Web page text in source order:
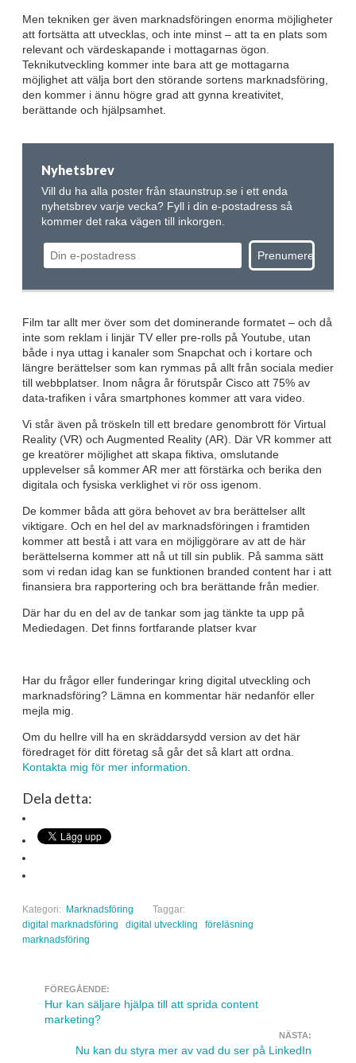
Men tekniken ger även marknadsföringen enorma möjligheter
att fortsätta att utvecklas, och inte minst – att ta en plats som
relevant och värdeskapande i mottagarnas ögon.
Teknikutveckling kommer inte bara att ge mottagarna
möjlighet att välja bort den störande sortens marknadsföring,
den kommer i ännu högre grad att gynna kreativitet,
berättande och hjälpsamhet.
Nyhetsbrev
Vill du ha alla poster från staunstrup.se i ett enda
nyhetsbrev varje vecka? Fyll i din e-postadress så
kommer det raka vägen till inkorgen.
Film tar allt mer över som det dominerande formatet – och då
inte som reklam i linjär TV eller pre-rolls på Youtube, utan
både i nya uttag i kanaler som Snapchat och i kortare och
längre berättelser som kan rymmas på allt från sociala medier
till webbplatser. Inom några år förutspår Cisco att 75% av
data-trafiken i våra smartphones kommer att vara video.
Vi står även på tröskeln till ett bredare genombrott för Virtual
Reality (VR) och Augmented Reality (AR). Där VR kommer att
ge kreatörer möjlighet att skapa fiktiva, omslutande
upplevelser så kommer AR mer att förstärka och berika den
digitala och fysiska verklighet vi rör oss igenom.
De kommer båda att göra behovet av bra berättelser allt
viktigare. Och en hel del av marknadsföringen i framtiden
kommer att bestå i att vara en möjliggörare av att de här
berättelserna kommer att nå ut till sin publik. På samma sätt
som vi redan idag kan se funktionen branded content har i att
finansiera bra rapportering och bra berättande från medier.
Där har du en del av de tankar som jag tänkte ta upp på
Mediedagen. Det finns fortfarande platser kvar
Har du frågor eller funderingar kring digital utveckling och
marknadsföring? Lämna en kommentar här nedanför eller
mejla mig.
Om du hellre vill ha en skräddarsydd version av det här
föredraget för ditt företag så går det så klart att ordna.
Kontakta mig för mer information.
Dela detta:
Kategori: Marknadsföring
Taggar:
digital marknadsföring
digital utveckling
föreläsning
marknadsföring
Navigera inlägg
FÖREGÅENDE:
Hur kan säljare hjälpa till att sprida content
marketing?
NÄSTA:
Nu kan du styra mer av vad du ser på LinkedIn